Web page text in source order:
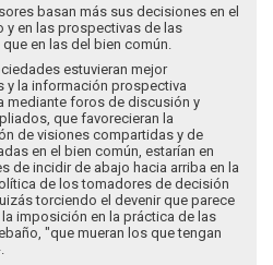
basan más sus decisiones en el
y en las prospectivas de las
en las del bien común.
estuvieran mejor
y la información prospectiva
mediante foros de discusión y
que favorecieran la
de visiones compartidas y de
en el bien común, estarían en
de incidir de abajo hacia arriba en la
de los tomadores de decisión
torciendo el devenir que parece
imposición en la práctica de las
"que mueran los que tengan